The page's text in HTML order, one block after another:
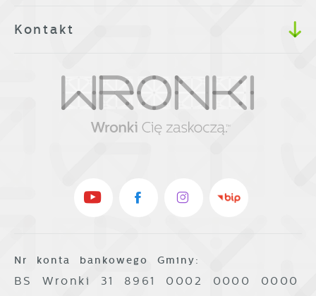
Kontakt
Nr konta bankowego Gminy:
BS Wronki 31 8961 0002 0000 0000